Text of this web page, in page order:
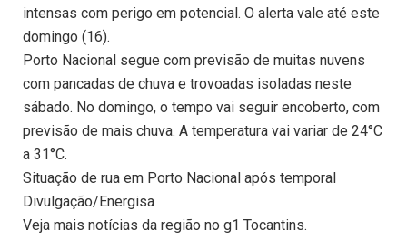
intensas com perigo em potencial. O alerta vale até este
domingo (16).
Porto Nacional segue com previsão de muitas nuvens
com pancadas de chuva e trovoadas isoladas neste
sábado. No domingo, o tempo vai seguir encoberto, com
previsão de mais chuva. A temperatura vai variar de 24°C
a 31°C.
Situação de rua em Porto Nacional após temporal
Divulgação/Energisa
Veja mais notícias da região no g1 Tocantins.